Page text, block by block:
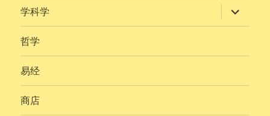
学科学 展
开
子
哲学
易经
商店